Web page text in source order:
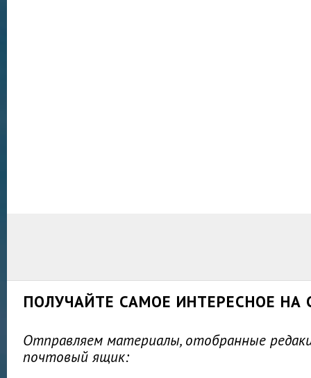
ПОЛУЧАЙТЕ САМОЕ ИНТЕРЕСНОЕ НА
Отправляем материалы, отобранные
почтовый ящик: